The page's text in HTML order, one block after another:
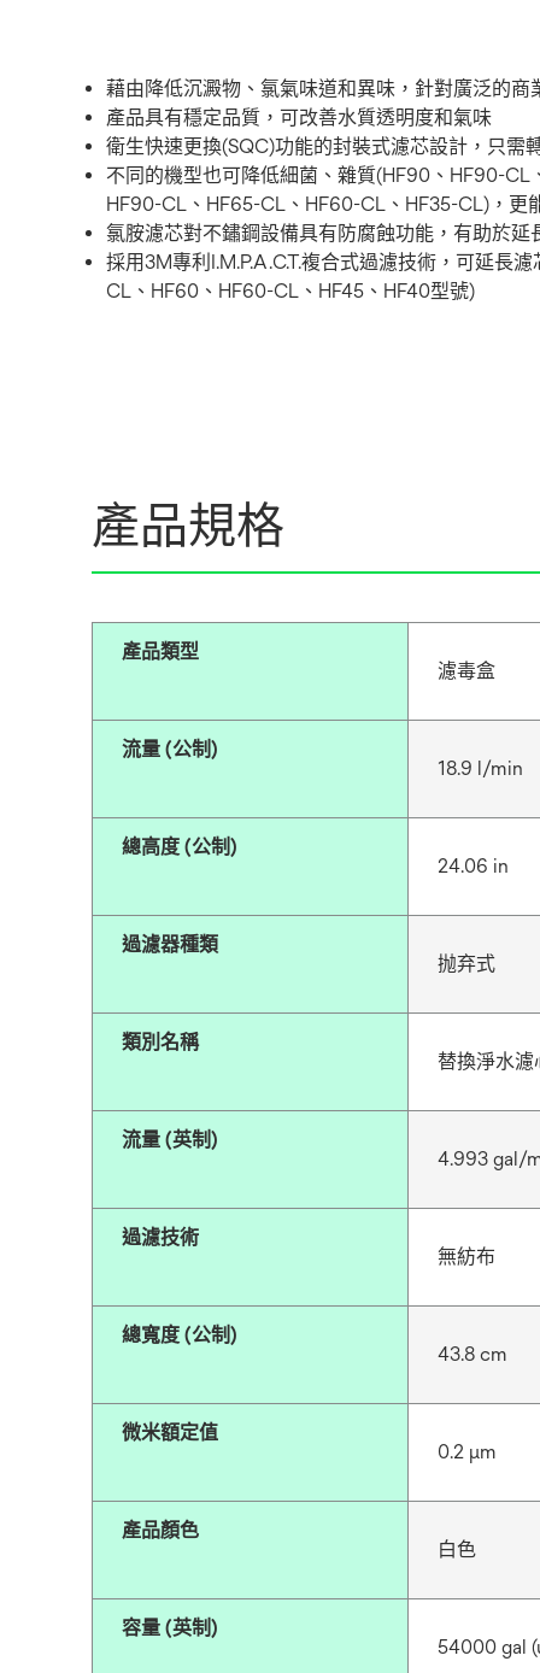
藉由降低沉澱物、氯氣味道和異味，針對廣泛的
產品具有穩定品質，可改善水質透明度和氣味
衛生快速更換(SQC)功能的封裝式濾芯設計，只需
不同的機型也可降低細菌、雜質(HF90、HF90-
HF90-CL、HF65-CL、HF60-CL、HF35-CL)，更
氯胺濾芯對不鏽鋼設備具有防腐蝕功能，有助於延
採用3M專利I.M.P.A.C.T.複合式過濾技術，可延長
CL、HF60、HF60-CL、HF45、HF40型號)
產品規格
產品類型
濾毒盒
流量 (公制)
18.9 l/min
總高度 (公制)
24.06 in
過濾器種類
抛弃式
類別名稱
替換淨水濾
流量 (英制)
4.993 gal/
過濾技術
無紡布
總寬度 (公制)
43.8 cm
微米額定值
0.2 μm
產品顏色
白色
容量 (英制)
54000 gal